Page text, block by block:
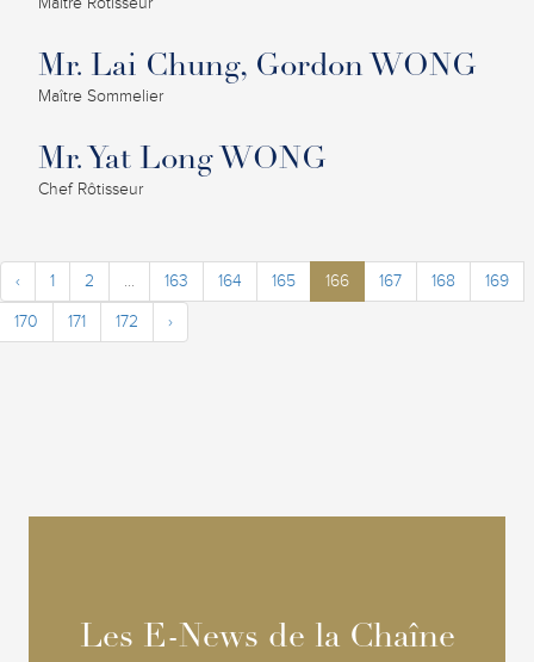
Mr. Lai Chung, Gordon WONG
Maître Sommelier
Mr. Yat Long WONG
Chef Rôtisseur
‹ 1 2 ... 163 164 165 166 167 168
169
170
171 172 ›
Les E-News de la Chaîne
Les E-News de la Chaîne